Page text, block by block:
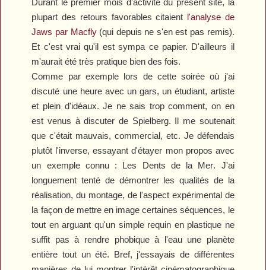
Durant le premier mois d'activité du présent site, la
plupart des retours favorables citaient l'analyse de
Jaws par Macfly(qui depuis ne s'en est pas remis).
Et c'est vrai qu'il est sympa ce papier. D'ailleurs il
m'aurait été très pratique bien des fois.
Comme par exemple lors de cette soirée où j'ai
discuté une heure avec un gars, un étudiant, artiste
et plein d'idéaux. Je ne sais trop comment, on en
est venus à discuter de Spielberg. Il me soutenait
que c'était mauvais, commercial, etc. Je défendais
plutôt l'inverse, essayant d'étayer mon propos avec
un exemple connu : Les Dents de la Mer. J'ai
longuement tenté de démontrer les qualités de la
réalisation, du montage, de l'aspect expérimental de
la façon de mettre en image certaines séquences, le
tout en arguant qu'un simple requin en plastique ne
suffit pas à rendre phobique à l'eau une planète
entière tout un été. Bref, j'essayais de différentes